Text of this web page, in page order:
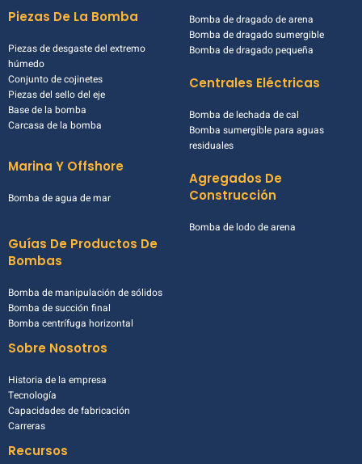
Piezas De La Bomba
Piezas de desgaste del extremo
húmedo
Conjunto de cojinetes
Piezas del sello del eje
Base de la bomba
Carcasa de la bomba
Marina Y Offshore
Bomba de agua de mar
Bomba de dragado de arena
Bomba de dragado sumergible
Bomba de dragado pequeña
Centrales Eléctricas
Bomba de lechada de cal
Bomba sumergible para aguas
residuales
Agregados De
Construcción
Bomba de lodo de arena
Guías De Productos De
Bombas
Bomba de manipulación de sólidos
Bomba de succión final
Bomba centrífuga horizontal
Sobre Nosotros
Historia de la empresa
Tecnología
Capacidades de fabricación
Carreras
Recursos